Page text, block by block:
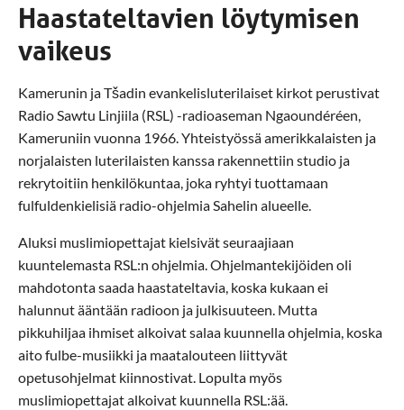
Haastateltavien löytymisen
vaikeus
Kamerunin ja Tšadin evankelisluterilaiset kirkot perustivat
Radio Sawtu Linjiila (RSL) -radioaseman Ngaoundéréen,
Kameruniin vuonna 1966. Yhteistyössä amerikkalaisten ja
norjalaisten luterilaisten kanssa rakennettiin studio ja
rekrytoitiin henkilökuntaa, joka ryhtyi tuottamaan
fulfuldenkielisiä radio-ohjelmia Sahelin alueelle.
Aluksi muslimiopettajat kielsivät seuraajiaan
kuuntelemasta RSL:n ohjelmia. Ohjelmantekijöiden oli
mahdotonta saada haastateltavia, koska kukaan ei
halunnut ääntään radioon ja julkisuuteen. Mutta
pikkuhiljaa ihmiset alkoivat salaa kuunnella ohjelmia, koska
aito fulbe-musiikki ja maatalouteen liittyvät
opetusohjelmat kiinnostivat. Lopulta myös
muslimiopettajat alkoivat kuunnella RSL:ää.